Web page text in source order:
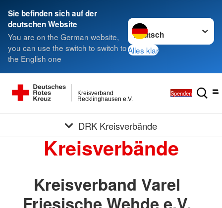
Sie befinden sich auf der
deutschen Website
You are on the German website,
you can use the switch to switch to
the English one
Sprache wechseln zu
Alles klar
Recklinghausen e.V.
Kreisverband Spenden
DRK Kreisverbände
Kreisverbände
Kreisverband Varel
Friesische Wehde e.V.